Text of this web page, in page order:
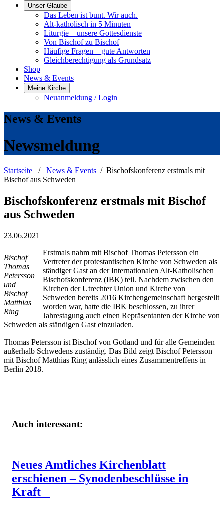
Unser Glaube
Das Leben ist bunt. Wir auch.
Alt-katholisch in 5 Minuten
Liturgie – unsere Gottesdienste
Von Bischof zu Bischof
Häufige Fragen – gute Antworten
Gleichberechtigung als Grundsatz
Shop
News & Events
Meine Kirche
Neuanmeldung / Login
News & Events
Newsmeldung
Startseite / News & Events / Bischofskonferenz erstmals mit
Bischof aus Schweden
Bischofskonferenz erstmals mit Bischof
aus Schweden
23.06.2021
Bischof
Thomas
Petersson
und
Bischof
Matthias
Ring
Erstmals nahm mit Bischof Thomas Petersson ein
Vertreter der protestantischen Kirche von Schweden als
ständiger Gast an der Internationalen Alt-Katholischen
Bischofskonferenz (IBK) teil. Nachdem zwischen den
Kirchen der Utrechter Union und Kirche von
Schweden bereits 2016 Kirchengemeinschaft hergestellt
worden war, hatte die IBK beschlossen, zu ihrer
Jahrestagung auch einen Repräsentanten der Kirche von
Schweden als ständigen Gast einzuladen.
Thomas Petersson ist Bischof von Gotland und für alle Gemeinden
außerhalb Schwedens zuständig. Das Bild zeigt Bischof Petersson
mit Bischof Matthias Ring anlässlich eines Zusammentreffens in
Berlin 2018.
Auch interessant:
Neues Amtliches Kirchenblatt
erschienen – Synodenbeschlüsse in
Kraft